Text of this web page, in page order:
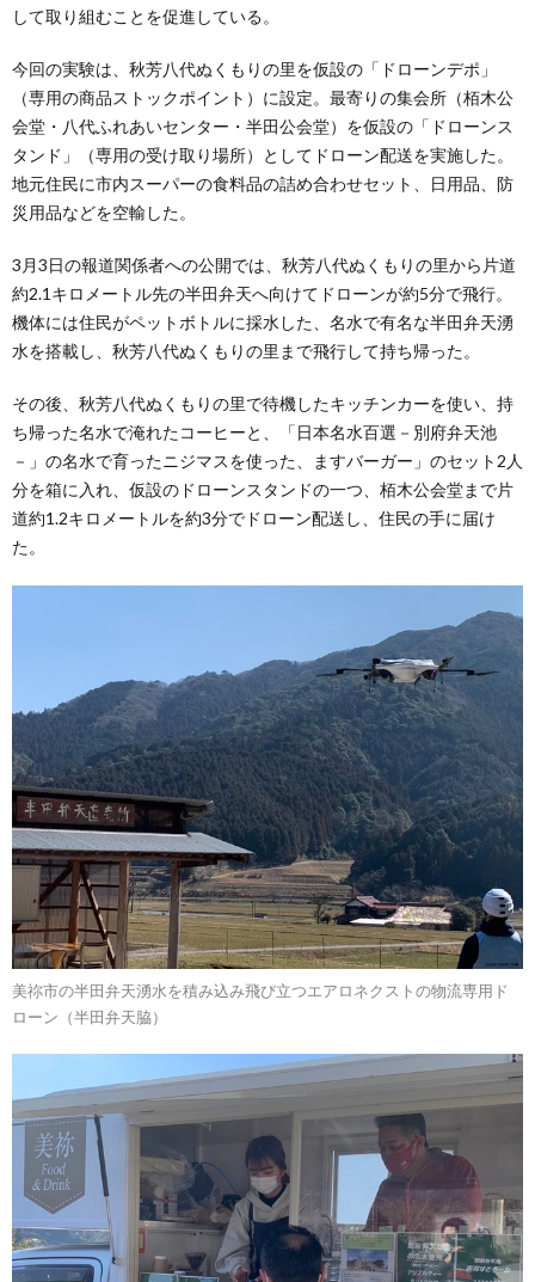
して取り組むことを促進している。
今回の実験は、秋芳八代ぬくもりの里を仮設の「ドローンデポ」
（専用の商品ストックポイント）に設定。最寄りの集会所（栢木公
会堂・八代ふれあいセンター・半田公会堂）を仮設の「ドローンス
タンド」（専用の受け取り場所）としてドローン配送を実施した。
地元住民に市内スーパーの食料品の詰め合わせセット、日用品、防
災用品などを空輸した。
3月3日の報道関係者への公開では、秋芳八代ぬくもりの里から片道
約2.1キロメートル先の半田弁天へ向けてドローンが約5分で飛行。
機体には住民がペットボトルに採水した、名水で有名な半田弁天湧
水を搭載し、秋芳八代ぬくもりの里まで飛行して持ち帰った。
その後、秋芳八代ぬくもりの里で待機したキッチンカーを使い、持
ち帰った名水で淹れたコーヒーと、「日本名水百選－別府弁天池
－」の名水で育ったニジマスを使った、ますバーガー」のセット2人
分を箱に入れ、仮設のドローンスタンドの一つ、栢木公会堂まで片
道約1.2キロメートルを約3分でドローン配送し、住民の手に届け
た。
美祢市の半田弁天湧水を積み込み飛び立つエアロネクストの物流専用ド
ローン（半田弁天脇）